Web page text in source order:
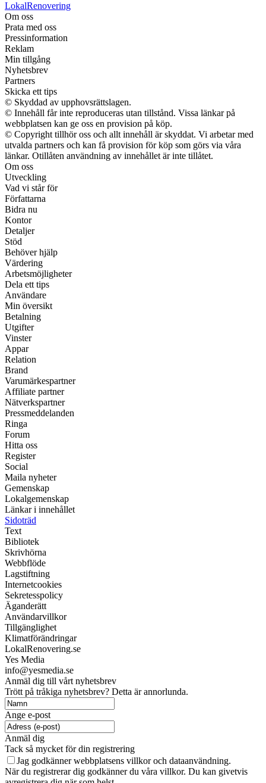
LokalRenovering
Om oss
Prata med oss
Pressinformation
Reklam
Min tillgång
Nyhetsbrev
Partners
Skicka ett tips
© Skyddad av upphovsrättslagen.
© Innehåll får inte reproduceras utan tillstånd. Vissa länkar på
webbplatsen kan ge oss en provision på köp.
© Copyright tillhör oss och allt innehåll är skyddat. Vi arbetar med
utvalda partners och kan få provision för köp som görs via våra
länkar. Otillåten användning av innehållet är inte tillåtet.
Om oss
Utveckling
Vad vi står för
Författarna
Bidra nu
Kontor
Detaljer
Stöd
Behöver hjälp
Värdering
Arbetsmöjligheter
Dela ett tips
Användare
Min översikt
Betalning
Utgifter
Vinster
Appar
Relation
Brand
Varumärkespartner
Affiliate partner
Nätverkspartner
Pressmeddelanden
Ringa
Forum
Hitta oss
Register
Social
Maila nyheter
Gemenskap
Lokalgemenskap
Länkar i innehållet
Sidoträd
Text
Bibliotek
Skrivhörna
Webbflöde
Lagstiftning
Internetcookies
Sekretesspolicy
Äganderätt
Användarvillkor
Tillgänglighet
Klimatförändringar
LokalRenovering.se
Yes Media
info@yesmedia.se
Anmäl dig till vårt nyhetsbrev
Trött på tråkiga nyhetsbrev? Detta är annorlunda.
Ange e-post
Anmäl dig
Tack så mycket för din registrering
Jag godkänner webbplatsens villkor och dataanvändning.
När du registrerar dig godkänner du våra villkor. Du kan givetvis